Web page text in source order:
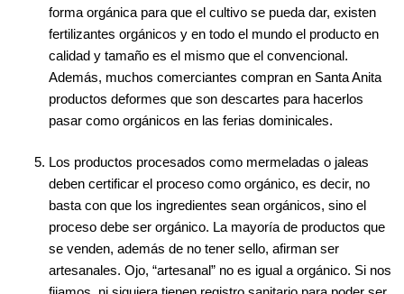
forma orgánica para que el cultivo se pueda dar, existen
fertilizantes orgánicos y en todo el mundo el producto en
calidad y tamaño es el mismo que el convencional.
Además, muchos comerciantes compran en Santa Anita
productos deformes que son descartes para hacerlos
pasar como orgánicos en las ferias dominicales.
Los productos procesados como mermeladas o jaleas
deben certificar el proceso como orgánico, es decir, no
basta con que los ingredientes sean orgánicos, sino el
proceso debe ser orgánico. La mayoría de productos que
se venden, además de no tener sello, afirman ser
artesanales. Ojo, “artesanal” no es igual a orgánico. Si nos